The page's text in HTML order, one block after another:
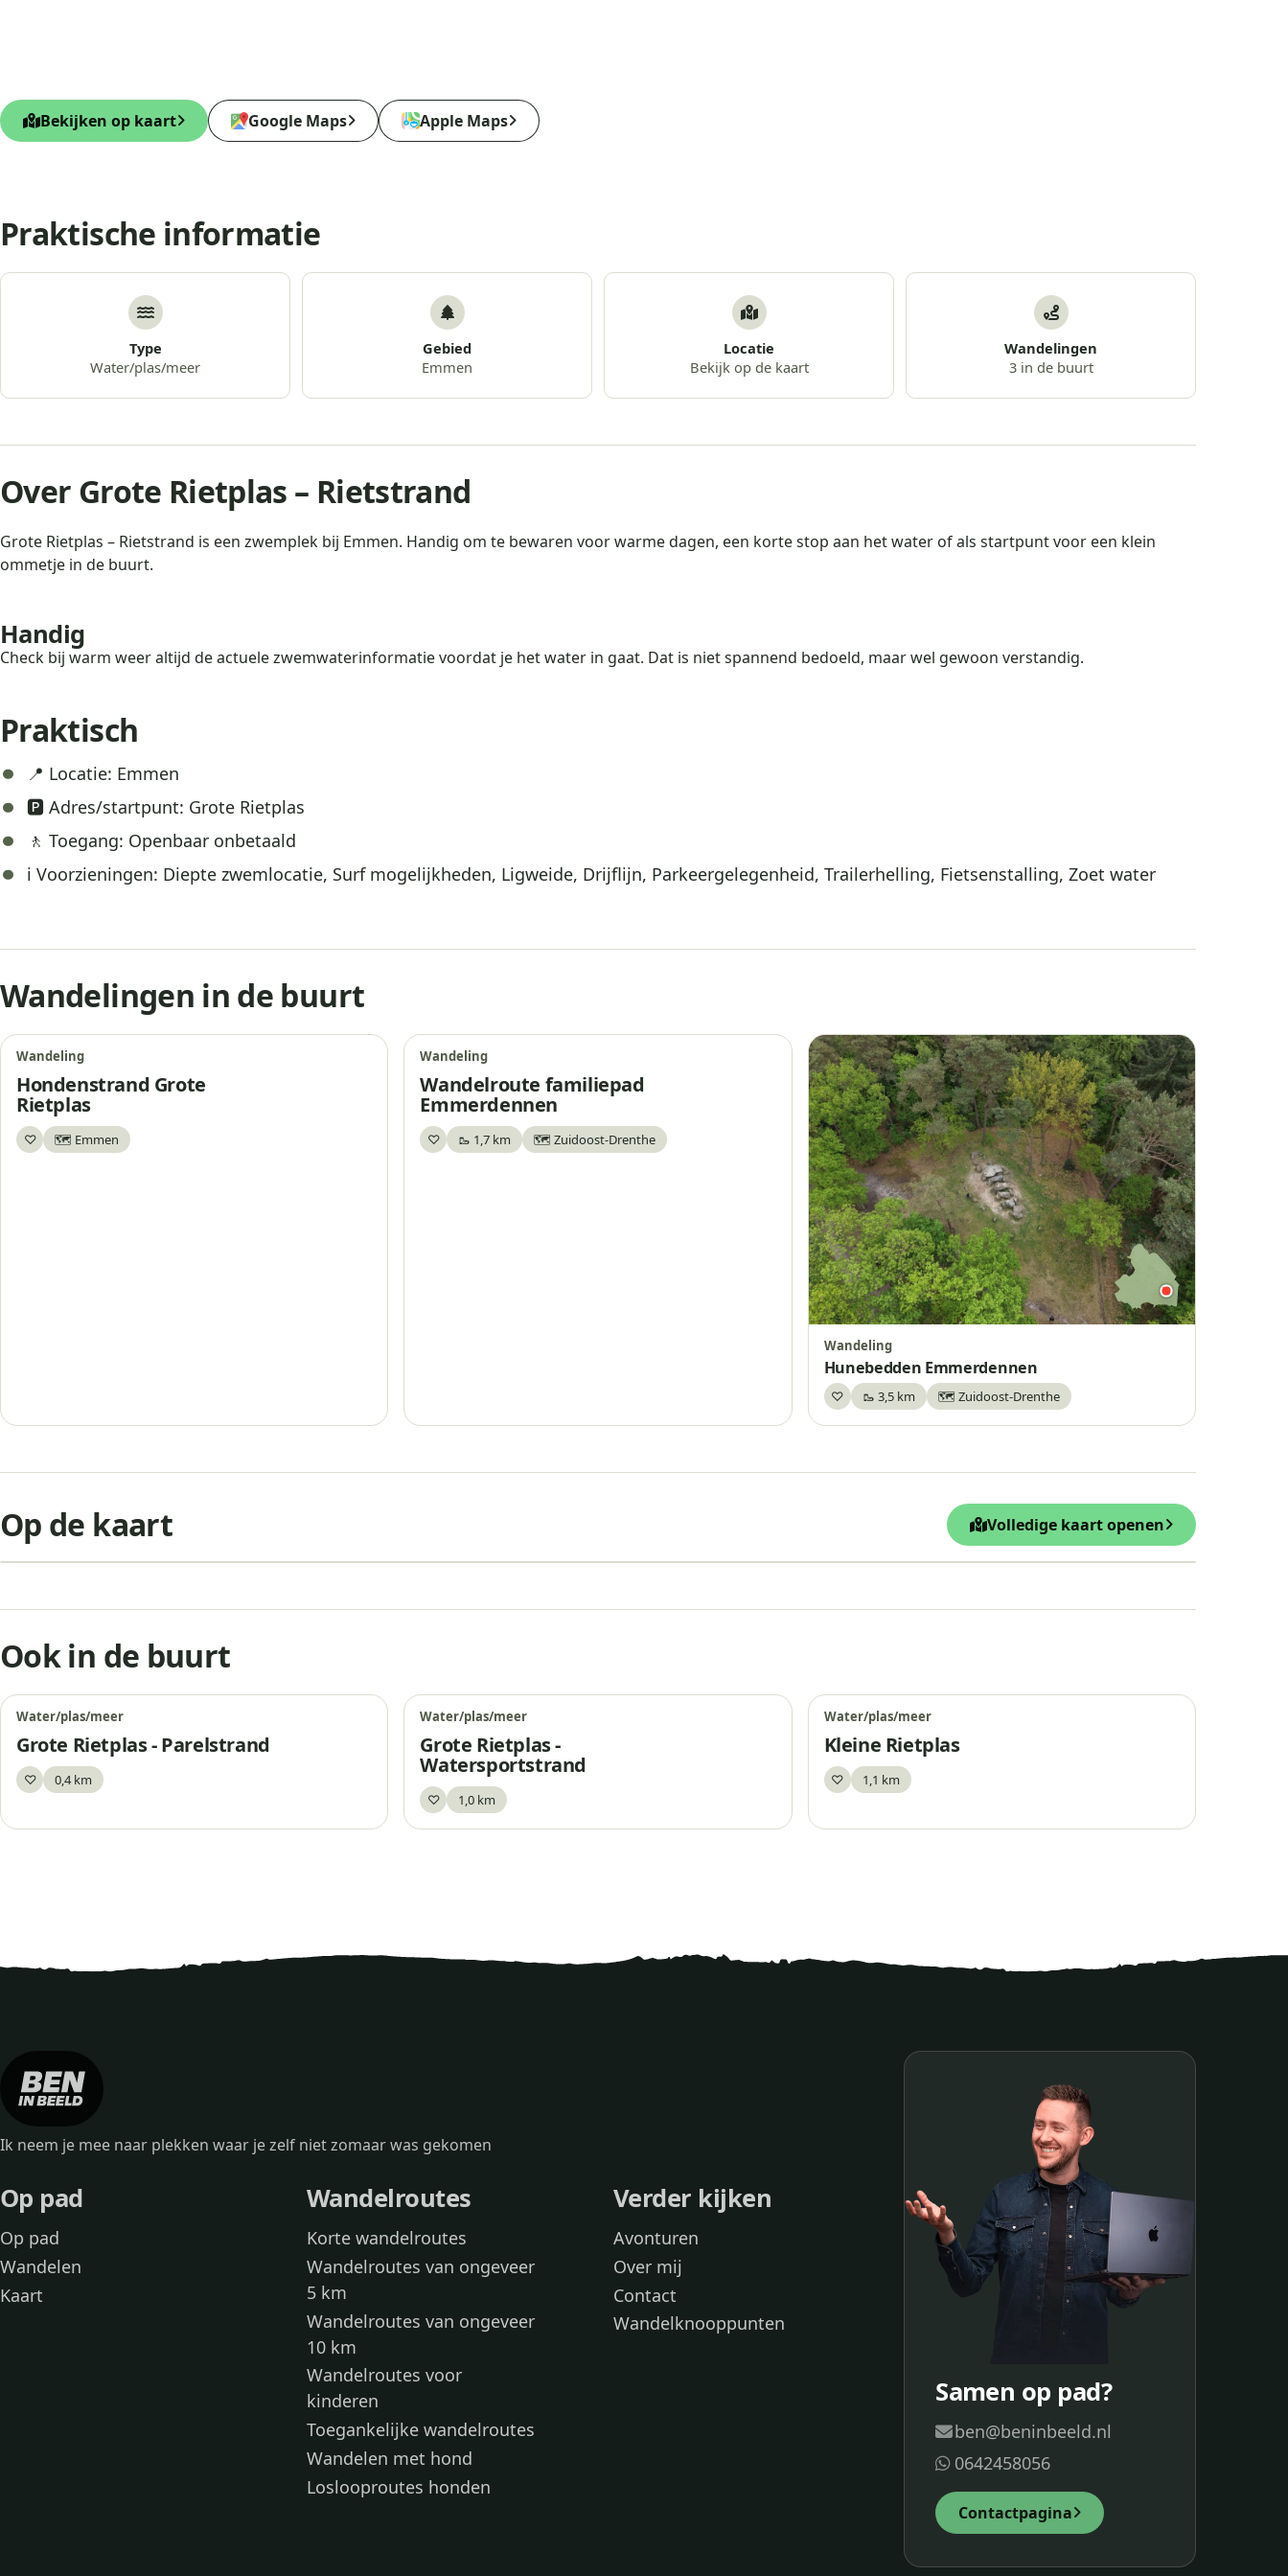
Bekijken op kaart Google Maps Apple Maps
Praktische informatie
Type
Water/plas/meer
Gebied
Emmen
Locatie
Bekijk op de kaart
Wandelingen
3 in de buurt
Over Grote Rietplas – Rietstrand
Grote Rietplas – Rietstrand is een zwemplek bij Emmen. Handig om te bewaren voor warme dagen, een korte stop aan het water of als startpunt voor een klein
ommetje in de buurt.
Handig
Check bij warm weer altijd de actuele zwemwaterinformatie voordat je het water in gaat. Dat is niet spannend bedoeld, maar wel gewoon verstandig.
Praktisch
📍 Locatie: Emmen
🅿️ Adres/startpunt: Grote Rietplas
🚶 Toegang: Openbaar onbetaald
ℹ️ Voorzieningen: Diepte zwemlocatie, Surf mogelijkheden, Ligweide, Drijflijn, Parkeergelegenheid, Trailerhelling, Fietsenstalling, Zoet water
Wandelingen in de buurt
Wandeling
Hondenstrand Grote
Rietplas
♡
Bewaar🗺️ Emmen
Wandeling
Wandelroute familiepad
Emmerdennen
♡
Bewaar🥾 1,7 km 🗺️ Zuidoost-Drenthe
Wandeling
Hunebedden Emmerdennen
♡Bewaar🥾 3,5 km 🗺️ Zuidoost-Drenthe
Op de kaart Volledige kaart openen
Grote Rietplas – Rietstrand
−
Ook in de buurt
Water/plas/meer
Grote Rietplas - Parelstrand
♡
Bewaar
0,4 km
Water/plas/meer
Grote Rietplas -
Watersportstrand
♡
Bewaar
1,0 km
Water/plas/meer
Kleine Rietplas
♡Bewaar
1,1 km
Ik neem je mee naar plekken waar je zelf niet zomaar was gekomen
Op pad
Op pad
Wandelen
Kaart
Wandelroutes
Korte wandelroutes
Wandelroutes van ongeveer
5 km
Wandelroutes van ongeveer
10 km
Wandelroutes voor
kinderen
Toegankelijke wandelroutes
Wandelen met hond
Loslooproutes honden
Verder kijken
Avonturen
Over mij
Contact
Wandelknooppunten
Samen op pad?
ben@beninbeeld.nl
0642458056
Contactpagina